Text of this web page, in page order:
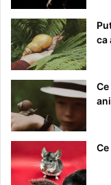
ca